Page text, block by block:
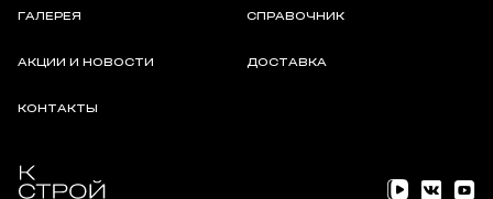
ГАЛЕРЕЯ СПРАВОЧНИК
АКЦИИ И НОВОСТИ ДОСТАВКА
КОНТАКТЫ